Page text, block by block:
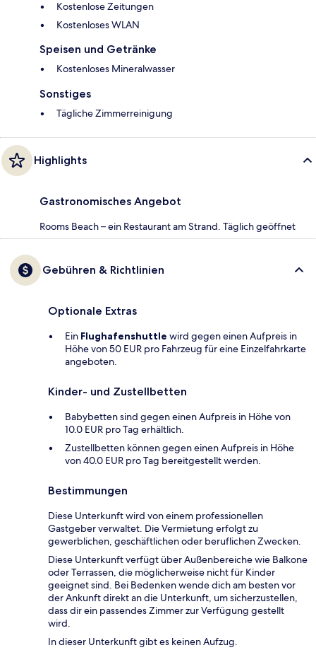
Kostenlose Zeitungen
Kostenloses WLAN
Speisen und Getränke
Kostenloses Mineralwasser
Sonstiges
Tägliche Zimmerreinigung
Highlights
Gastronomisches Angebot
Rooms Beach – ein Restaurant am Strand. Täglich geöffnet
Gebühren & Richtlinien
Optionale Extras
Ein Flughafenshuttle wird gegen einen Aufpreis in
Höhe von 50 EUR pro Fahrzeug für eine Einzelfahrkarte
angeboten.
Kinder- und Zustellbetten
Babybetten sind gegen einen Aufpreis in Höhe von
10.0 EUR pro Tag erhältlich.
Zustellbetten können gegen einen Aufpreis in Höhe
von 40.0 EUR pro Tag bereitgestellt werden.
Bestimmungen
Diese Unterkunft wird von einem professionellen
Gastgeber verwaltet. Die Vermietung erfolgt zu
gewerblichen, geschäftlichen oder beruflichen Zwecken.
Diese Unterkunft verfügt über Außenbereiche wie Balkone
oder Terrassen, die möglicherweise nicht für Kinder
geeignet sind. Bei Bedenken wende dich am besten vor
der Ankunft direkt an die Unterkunft, um sicherzustellen,
dass dir ein passendes Zimmer zur Verfügung gestellt
wird.
In dieser Unterkunft gibt es keinen Aufzug.